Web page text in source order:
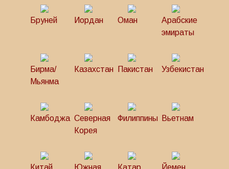
Бруней Иордан Оман
Арабские
эмираты
Бирма/
Мьянма
Казахстан Пакистан Узбекистан
Камбоджа Северная
Корея
Филиппины Вьетнам
Китай Южная Катар Йемен